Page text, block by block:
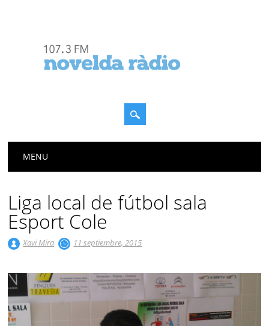
Menú principal
MENU
Liga local de fútbol sala
Esport Cole
Xavi Mira 11 septiembre, 2015